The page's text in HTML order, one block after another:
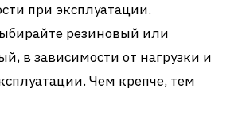
при эксплуатации.
резиновый или
в зависимости от нагрузки и
Чем крепче, тем